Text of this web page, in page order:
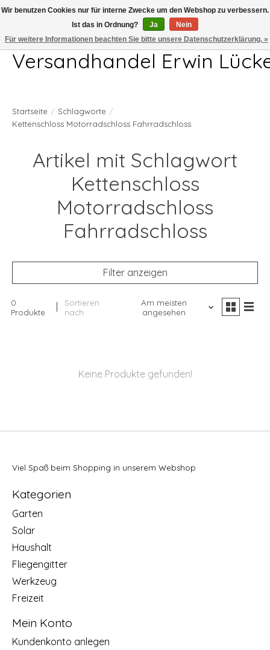
Telefon 04407 715872 MO-DO 7.00-17.00Uhr FR 7.00-13.00Uhr
Versandhandel Erwin
Startseite / Schlagworte /
Kettenschloss Motorradschloss Fahrradschloss
Artikel mit Schlagwort
Kettenschloss
Motorradschloss
Fahrradschloss
Filter anzeigen
0
Produkte
Sortieren
nach
Am meisten
angesehen
Keine Produkte gefunden!
Viel Spaß beim Shopping in unserem Webshop
Kategorien
Garten
Solar
Haushalt
Fliegengitter
Werkzeug
Freizeit
Mein Konto
Kundenkonto anlegen
Wir benutzen Cookies nur für interne Zwecke um den Webshop zu verbessern.
Ist das in Ordnung?
Ja
Nein
Für weitere Informationen beachten Sie bitte unsere Datenschutzerklärung. »